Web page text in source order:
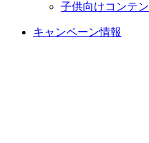
子供向けコンテ
キャンペーン情報